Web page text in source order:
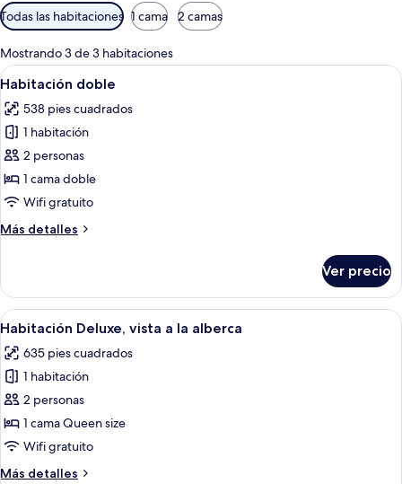
Filtros
disponibles
para
las
habitaciones
Todas las habitaciones 1 cama 2 camas
Mostrando 3 de 3 habitaciones
Abrir
todas
las
fotos
de
Habitación
doble
Una cama con ropa de cama blanca
2
Habitación doble
538 pies cuadrados
1 habitación
2 personas
1 cama doble
Wifi gratuito
Más detalles
Más
doble
Ver precio
Abrir
todas
las
fotos
de
Habitación
Deluxe,
Una cama bien tendida con ropa de
2
Habitación Deluxe, vista a la alberca
635 pies cuadrados
1 habitación
2 personas
1 cama Queen size
Wifi gratuito
Más detalles
Más